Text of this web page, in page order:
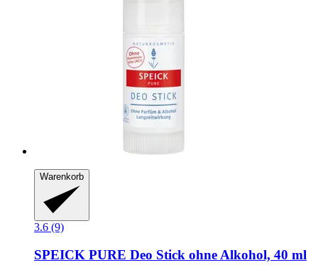
Warenkorb
3.6 (9)
SPEICK PURE Deo Stick ohne Alkohol, 40 ml